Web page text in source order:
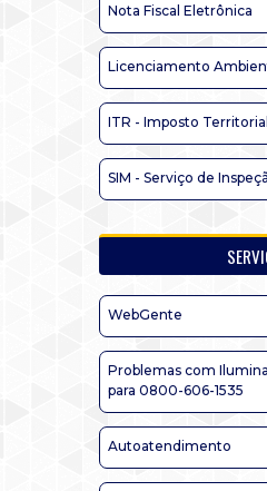
Nota Fiscal Eletrônica
Licenciamento
ITR - Imposto Territorial
SIM - Serviço de
WebGente
Problemas com
para 0800-606-1535
Autoatendimento